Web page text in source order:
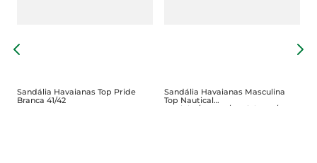
Sandália Havaianas Top Pride
Branca 41/42
Sandália Havaianas Masculina
Top Nautical
Marinho/Branco/Marinho 37/38